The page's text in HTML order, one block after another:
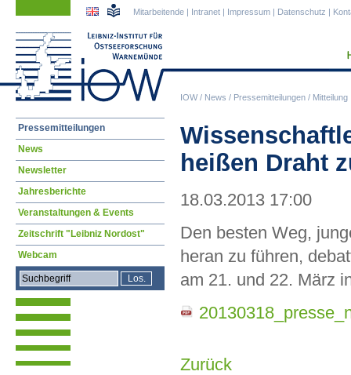
IOW/ News / Pressemitteilungen / Mitteilung
Mitarbeitende | Intranet | Impressum | Datenschutz |
heißen Draht
18.03.2013 17:00
Den besten Weg,
heran zu führen,
am 21. und 22. März
Zurück
Navigation
Pressemitteilungen
News
Newsletter
Jahresberichte
Veranstaltungen & Events
Zeitschrift "Leibniz Nordost"
Webcam